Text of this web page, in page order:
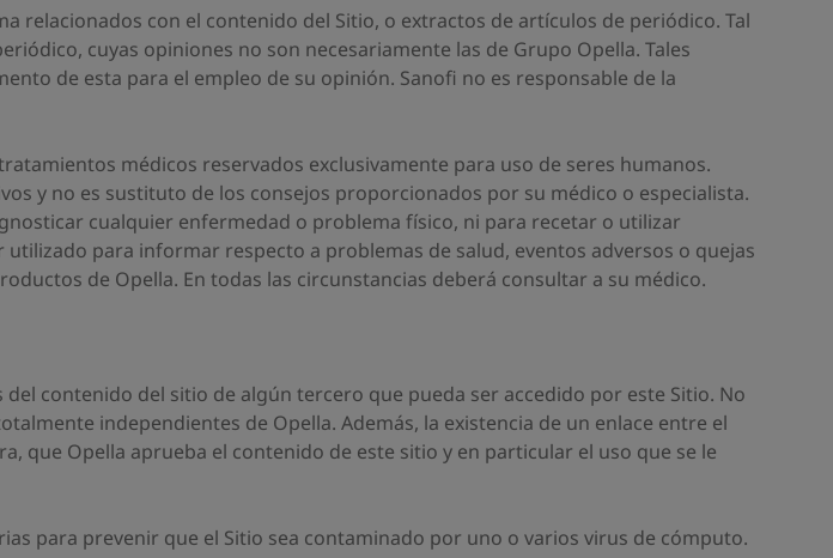
relacionados con el contenido del Sitio, o extractos de artículos de periódico. Tal
cuyas opiniones no son necesariamente las de Grupo Opella. Tales
de esta para el empleo de su opinión. Sanofi no es responsable de la
médicos reservados exclusivamente para uso de seres humanos.
y no es sustituto de los consejos proporcionados por su médico o especialista.
cualquier enfermedad o problema físico, ni para recetar o utilizar
para informar respecto a problemas de salud, eventos adversos o quejas
de Opella. En todas las circunstancias deberá consultar a su médico.
contenido del sitio de algún tercero que pueda ser accedido por este Sitio. No
independientes de Opella. Además, la existencia de un enlace entre el
que Opella aprueba el contenido de este sitio y en particular el uso que se le
para prevenir que el Sitio sea contaminado por uno o varios virus de cómputo.